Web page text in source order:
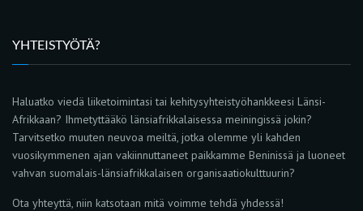
YHTEISTYÖTÄ?
Haluatko viedä liiketoimintasi tai kehitysyhteistyöhankkeesi Länsi-
Afrikkaan? Ihmetyttääkö länsiafrikkalaisessa meiningissä jokin?
Tarvitsetko muuten neuvoa meiltä, jotka olemme yli kahden
vuosikymmenen ajan vakiinnuttaneet paikkamme Beninissä ja luoneet
vahvan suomalais-länsiafrikkalaisen organisaatiokulttuurin?
Ota yhteyttä, niin katsotaan mitä voimme tehdä yhdessä!